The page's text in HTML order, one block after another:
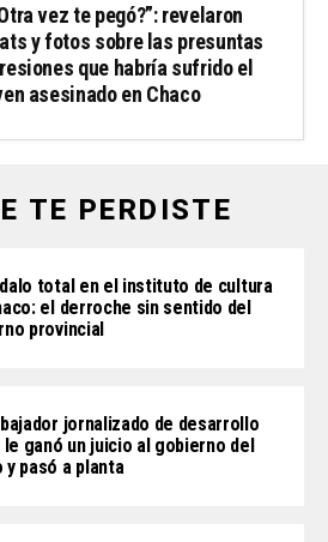
vez te pegó?”: revelaron
y fotos sobre las presuntas
que habría sufrido el
asesinado en Chaco
TE PERDISTE
total en el instituto de cultura
el derroche sin sentido del
provincial
jornalizado de desarrollo
le ganó un juicio al gobierno del
y pasó a planta